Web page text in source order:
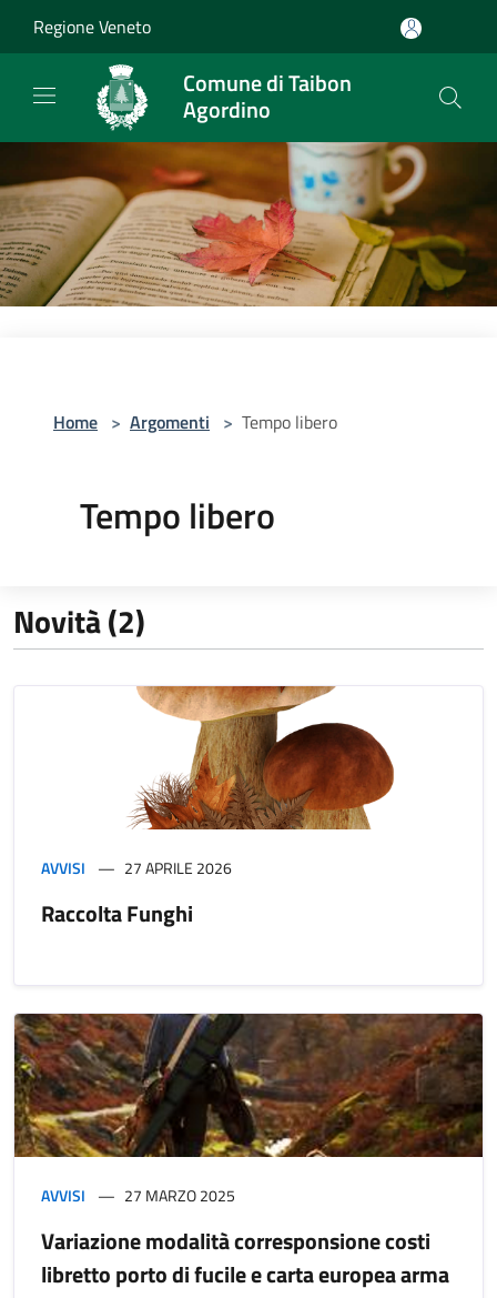
Regione Veneto
Comune di Taibon
Agordino
Home > Argomenti > Tempo libero
Tempo libero
Novità (2)
AVVISI 27 APRILE 2026
Raccolta Funghi
AVVISI 27 MARZO 2025
Variazione modalità corresponsione costi
libretto porto di fucile e carta europea arma